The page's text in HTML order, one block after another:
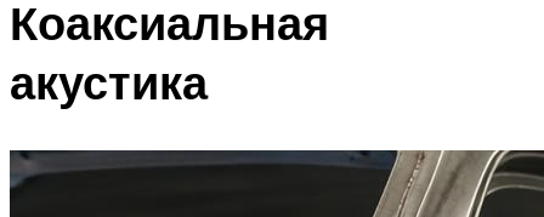
Коаксиальная
акустика